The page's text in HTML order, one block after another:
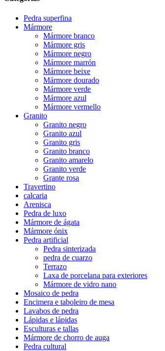
Pedra superfina
Mármore
Mármore branco
Mármore gris
Mármore negro
Mármore marrón
Mármore beixe
Mármore dourado
Mármore verde
Mármore azul
Mármore vermello
Granito
Granito negro
Granito azul
Granito gris
Granito branco
Granito amarelo
Granito verde
Grante rosa
Travertino
calcaria
Arenisca
Pedra de luxo
Mármore de ágata
Mármore ónix
Pedra artificial
Pedra sinterizada
pedra de cuarzo
Terrazo
Laxa de porcelana para exteriores
Mármore de vidro nano
Mosaico de pedra
Encimera e taboleiro de mesa
Lavabos de pedra
Lápidas e lápidas
Esculturas e tallas
Mármore de chorro de auga
Pedra cultural